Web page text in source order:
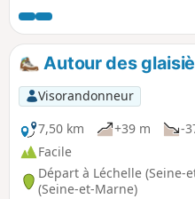
Autour des
Visorandonneur
7,50 km
+39 m -
Facile
Départ à Léchelle (Seine-
(Seine-et-Marne)